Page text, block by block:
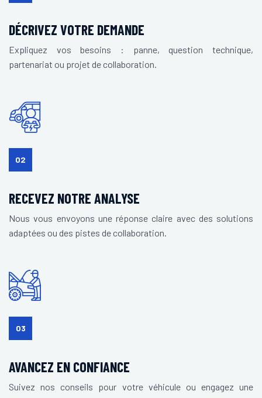
DÉCRIVEZ VOTRE DEMANDE
Expliquez vos besoins : panne, question technique,
partenariat ou projet de collaboration.
02
RECEVEZ NOTRE ANALYSE
Nous vous envoyons une réponse claire avec des solutions
adaptées ou des pistes de collaboration.
03
AVANCEZ EN CONFIANCE
Suivez nos conseils pour votre véhicule ou engagez une